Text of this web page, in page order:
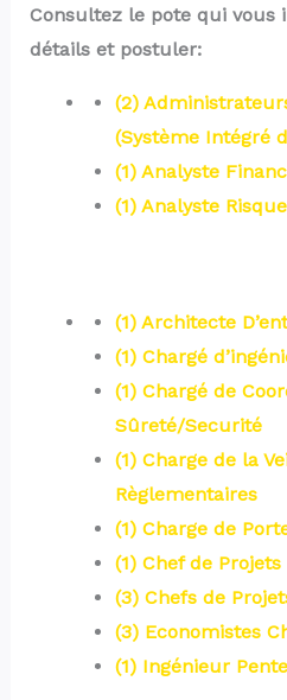
Consultez le pote qui vous
détails et postuler:
(2)
(Système Intégré
(1) Analyste
(1) Analyste
(1) Architecte
(1) Chargé
(1) Chargé de
Sûreté/Securité
(1) Charge de la
Règlementaires
(1) Charge de
(1) Chef de
(3) Chefs de
(3) Economistes
(1) Ingénieur